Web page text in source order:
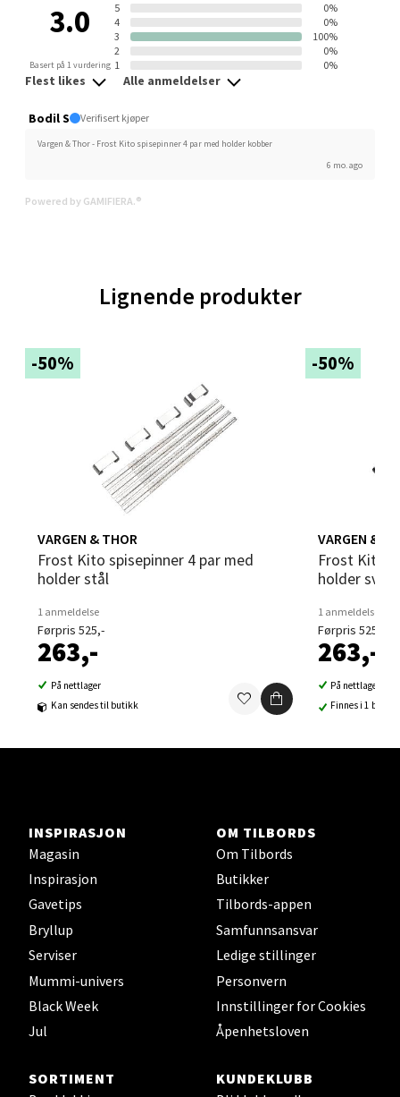
3.0
Basert på 1 vurdering
5
0%
4
0%
3
100%
2
0%
1
0%
Flest likes Alle anmeldelser
Bodil S Verifisert kjøper
Vargen & Thor - Frost Kito spisepinner 4 par med holder kobber
6 mo. ago
Powered by GAMIFIERA.®
Lignende produkter
-50%
VARGEN & THOR
Frost Kito spisepinner 4 par med
holder stål
1 anmeldelse
Førpris 525,-
263,-
På nettlager
Kan sendes til butikk
-50%
VARGEN &
Frost Kito spisepinner 4 par med
holder svart
1 anmeldelse
Førpris 525,-
263,-
På nettlager
Finnes i 1 butikk
INSPIRASJON
Magasin
Inspirasjon
Gavetips
Bryllup
Serviser
Mummi-univers
Black Week
Jul
OM TILBORDS
Om Tilbords
Butikker
Tilbords-appen
Samfunnsansvar
Ledige stillinger
Personvern
Innstillinger for Cookies
Åpenhetsloven
SORTIMENT
KUNDEKLUBB
Orkanger - Thon Senter Orkanger
Thon Senter Orkanger, Orkdalsveien 113, 7300
Orkanger
Brodtkorbsgate 7, 1338 Sandvika
0 i butikk
Bergen - Thon Senter Sartor
Sartorvegen 12, 5353 Straume
Åpent i dag 10-21
Velg
Ski - Thon Senter Ski
Ski Storsenter, Jernbanesvingen 6, 1400 Ski